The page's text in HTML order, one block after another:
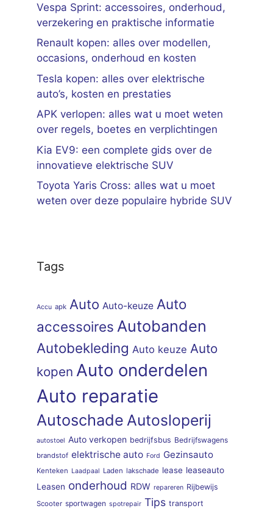
Vespa Sprint: accessoires, onderhoud,
verzekering en praktische informatie
Renault kopen: alles over modellen,
occasions, onderhoud en kosten
Tesla kopen: alles over elektrische
auto’s, kosten en prestaties
APK verlopen: alles wat u moet weten
over regels, boetes en verplichtingen
Kia EV9: een complete gids over de
innovatieve elektrische SUV
Toyota Yaris Cross: alles wat u moet
weten over deze populaire hybride SUV
Tags
Accu apk Auto Auto-keuze Auto
accessoires Autobanden
Autobekleding Auto keuze Auto
kopen Auto onderdelen
Auto reparatie
Autoschade Autosloperij
autostoel Auto verkopen bedrijfsbus Bedrijfswagens
brandstof elektrische auto Ford Gezinsauto
Kenteken Laadpaal Laden lakschade lease leaseauto
Leasen onderhoud RDW repareren Rijbewijs
Scooter sportwagen spotrepair Tips transport